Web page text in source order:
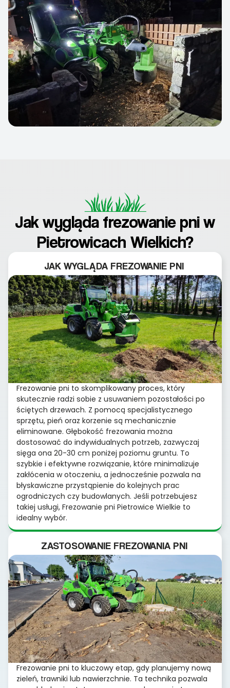
Jak wygląda frezowanie pni w
Pietrowicach Wielkich?
JAK WYGLĄDA FREZOWANIE PNI
Frezowanie pni to skomplikowany proces, który
skutecznie radzi sobie z usuwaniem pozostałości po
ściętych drzewach. Z pomocą specjalistycznego
sprzętu, pień oraz korzenie są mechanicznie
eliminowane. Głębokość frezowania można
dostosować do indywidualnych potrzeb, zazwyczaj
sięga ona 20-30 cm poniżej poziomu gruntu. To
szybkie i efektywne rozwiązanie, które minimalizuje
zakłócenia w otoczeniu, a jednocześnie pozwala na
błyskawiczne przystąpienie do kolejnych prac
ogrodniczych czy budowlanych. Jeśli potrzebujesz
takiej usługi, Frezowanie pni Pietrowice Wielkie to
idealny wybór.
ZASTOSOWANIE FREZOWANIA PNI
Frezowanie pni to kluczowy etap, gdy planujemy nową
zieleń, trawniki lub nawierzchnie. Ta technika pozwala